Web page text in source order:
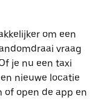
om een
vraag
je nu een taxi
nieuwe locatie
of open de app en